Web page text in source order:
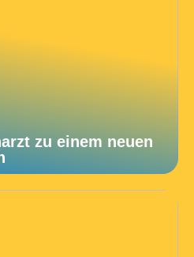
zu einem neuen